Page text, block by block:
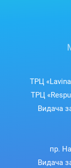
ТРЦ
ТРЦ
Видача
пр.
Видача